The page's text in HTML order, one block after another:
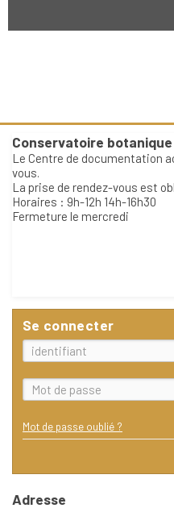
Conservatoire
Le Centre de documentation
vous.
La prise de rendez-vous est
Horaires : 9h-12h 14h-16h30
Fermeture le mercredi
Se connecter
Mot de passe oublié ?
Adresse